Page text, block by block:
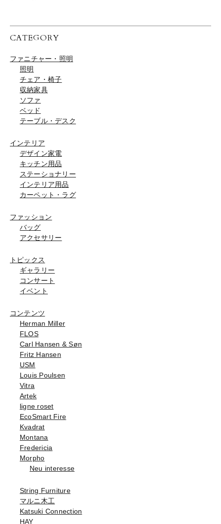
CATEGORY
ファニチャー・照明
照明
チェア・椅子
収納家具
ソファ
ベッド
テーブル・デスク
インテリア
デザイン家電
キッチン用品
ステーショナリー
インテリア用品
カーペット・ラグ
ファッション
バッグ
アクセサリー
トピックス
ギャラリー
コンサート
イベント
コンテンツ
Herman Miller
FLOS
Carl Hansen & Søn
Fritz Hansen
USM
Louis Poulsen
Vitra
Artek
ligne roset
EcoSmart Fire
Kvadrat
Montana
Fredericia
Morpho
Neu interesse
String Furniture
マルニ木工
Katsuki Connection
HAY